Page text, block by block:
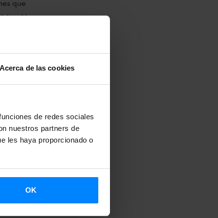
Acerca de las cookies
de redes sociales
nuestros partners de
les haya proporcionado o
OK
que
En
et
de Natxo
Molés.
El
, así como
Agüero,